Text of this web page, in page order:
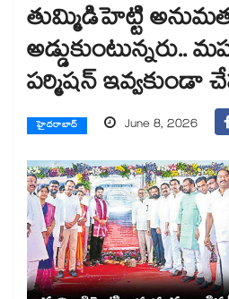
తుమ్మిడిహెట్టి
అడ్డుకుంటున్నరు..
పర్మిషన్ ఇవ్వకుండా
హైదరాబాద్ June 8, 2026